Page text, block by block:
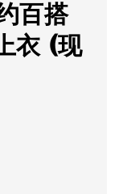
百搭
衣 (现